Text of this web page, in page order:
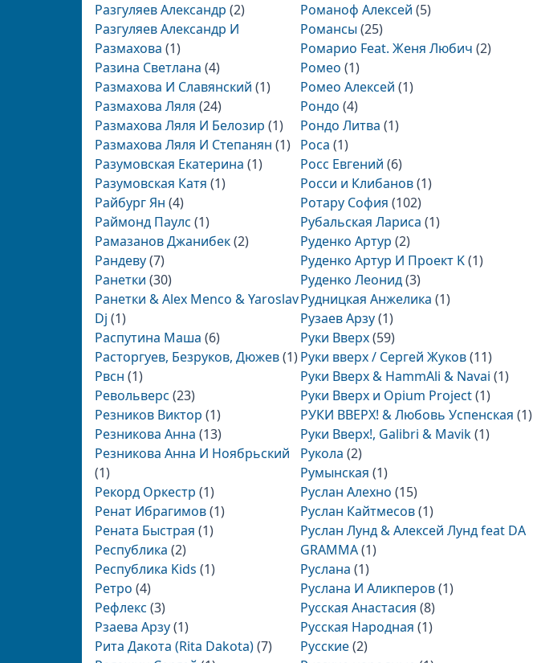
Разгуляев Александр (2)
Разгуляев Александр И
Размахова (1)
Разина Светлана (4)
Размахова И Славянский (1)
Размахова Ляля (24)
Размахова Ляля И Белозир (1)
Размахова Ляля И Степанян (1)
Разумовская Екатерина (1)
Разумовская Катя (1)
Райбург Ян (4)
Раймонд Паулс (1)
Рамазанов Джанибек(2)
Рандеву(7)
Ранетки (30)
Ранетки & Alex Menco & Yaroslav
Dj (1)
Распутина Маша (6)
Расторгуев, Безруков, Дюжев(1)
Рвсн (1)
Револьверс (23)
Резников Виктор (1)
Резникова Анна (13)
Резникова Анна И Ноябрьский
(1)
Рекорд Оркестр (1)
Ренат Ибрагимов(1)
Рената Быстрая (1)
Республика (2)
Республика Kids (1)
Ретро (4)
Рефлекс (3)
Рзаева Арзу(1)
Рита Дакота (Rita Dakota)(7)
Романоф Алексей (5)
Романсы (25)
Ромарио Feat. Женя Любич (2)
Ромео (1)
Ромео Алексей (1)
Рондо (4)
Рондо Литва (1)
Роса (1)
Росс Евгений (6)
Росси и Клибанов(1)
Ротару София (102)
Рубальская Лариса (1)
Руденко Артур (2)
Руденко Артур И Проект K(1)
Руденко Леонид(3)
Рудницкая Анжелика (1)
Рузаев Арзу(1)
Руки Вверх(59)
Руки вверх / Сергей Жуков(11)
Руки Вверх & HammAli & Navai (1)
Руки Вверх и Opium Project(1)
РУКИ ВВЕРХ! & Любовь Успенская (1)
Руки Вверх!, Galibri & Mavik(1)
Рукола (2)
Румынская (1)
Руслан Алехно (15)
Руслан Кайтмесов(1)
Руслан Лунд & Алексей Лунд feat DA
GRAMMA(1)
Руслана (1)
Руслана И Аликперов(1)
Русская Анастасия (8)
Русская Народная (1)
Русские(2)